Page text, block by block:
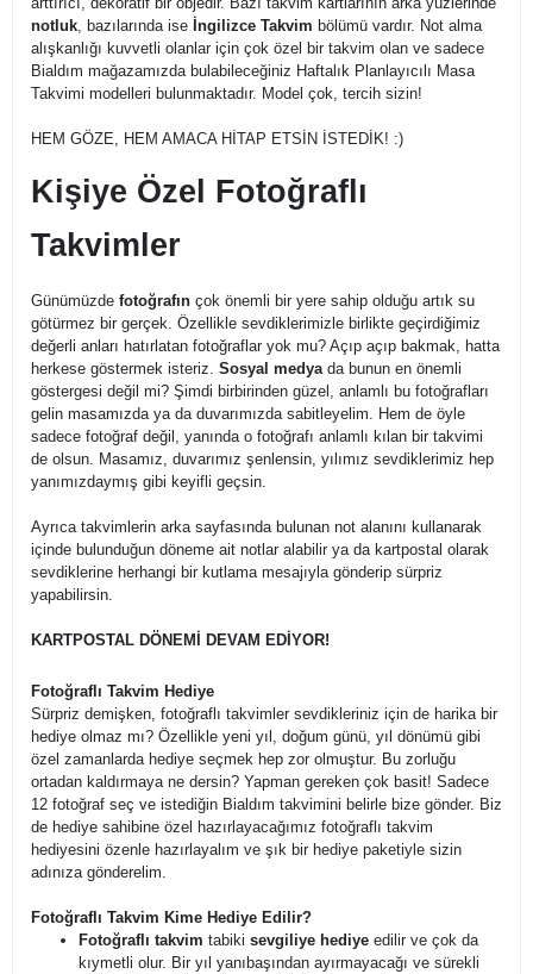
notluk, bazılarında ise İngilizce Takvim bölümü vardır. Not alma
alışkanlığı kuvvetli olanlar için çok özel bir takvim olan ve sadece
Bialdım mağazamızda bulabileceğiniz Haftalık Planlayıcılı Masa
Takvimi modelleri bulunmaktadır. Model çok, tercih sizin!
HEM GÖZE, HEM AMACA HİTAP ETSİN İSTEDİK! :)
Kişiye Özel Fotoğraflı
Takvimler
Günümüzde fotoğrafın çok önemli bir yere sahip olduğu artık su
götürmez bir gerçek. Özellikle sevdiklerimizle birlikte geçirdiğimiz
değerli anları hatırlatan fotoğraflar yok mu? Açıp açıp bakmak, hatta
herkese göstermek isteriz. Sosyal medya da bunun en önemli
göstergesi değil mi? Şimdi birbirinden güzel, anlamlı bu fotoğrafları
gelin masamızda ya da duvarımızda sabitleyelim. Hem de öyle
sadece fotoğraf değil, yanında o fotoğrafı anlamlı kılan bir takvimi
de olsun. Masamız, duvarımız şenlensin, yılımız sevdiklerimiz hep
yanımızdaymış gibi keyifli geçsin.
Ayrıca takvimlerin arka sayfasında bulunan not alanını kullanarak
içinde bulunduğun döneme ait notlar alabilir ya da kartpostal olarak
sevdiklerine herhangi bir kutlama mesajıyla gönderip sürpriz
yapabilirsin.
KARTPOSTAL DÖNEMİ DEVAM EDİYOR!
Fotoğraflı Takvim Hediye
Sürpriz demişken, fotoğraflı takvimler sevdikleriniz için de harika bir
hediye olmaz mı? Özellikle yeni yıl, doğum günü, yıl dönümü gibi
özel zamanlarda hediye seçmek hep zor olmuştur. Bu zorluğu
ortadan kaldırmaya ne dersin? Yapman gereken çok basit! Sadece
12 fotoğraf seç ve istediğin Bialdım takvimini belirle bize gönder. Biz
de hediye sahibine özel hazırlayacağımız fotoğraflı takvim
hediyesini özenle hazırlayalım ve şık bir hediye paketiyle sizin
adınıza gönderelim.
Fotoğraflı Takvim Kime Hediye Edilir?
Fotoğraflı takvim tabiki sevgiliye hediye edilir ve çok da
kıymetli olur. Bir yıl yanıbaşından ayırmayacağı ve sürekli